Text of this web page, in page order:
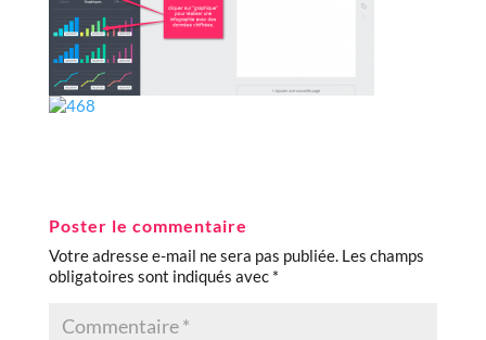
Poster le commentaire
Votre adresse e-mail ne sera pas publiée. Les champs
obligatoires sont indiqués avec *